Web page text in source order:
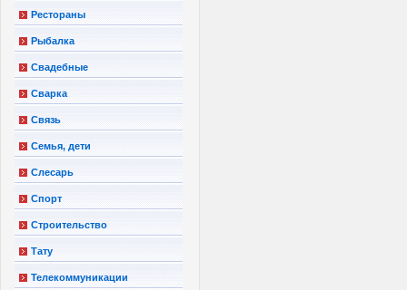
Рестораны
Рыбалка
Свадебные
Сварка
Связь
Семья, дети
Слесарь
Спорт
Строительство
Тату
Телекоммуникации